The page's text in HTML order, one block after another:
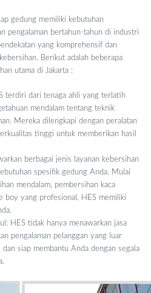
gedung memiliki kebutuhan
pengalaman bertahun-tahun di industri
yang komprehensif dan
Berikut adalah beberapa
utama di Jakarta :
terdiri dari tenaga ahli yang terlatih
mendalam tentang teknik
Mereka dilengkapi dengan peralatan
tinggi untuk memberikan hasil
berbagai jenis layanan kebersihan
spesifik gedung Anda. Mulai
mendalam, pembersihan kaca
boy yang profesional, HES memiliki
HES tidak hanya menawarkan jasa
pengalaman pelanggan yang luar
siap membantu Anda dengan segala